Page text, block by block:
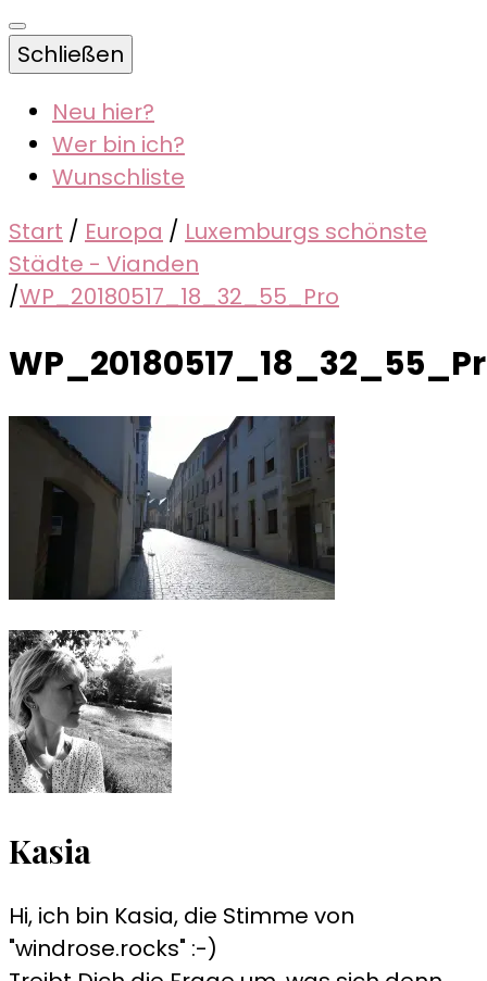
Schließen
Neu hier?
Wer bin ich?
Wunschliste
Start / Europa / Luxemburgs schönste
Städte - Vianden
/WP_20180517_18_32_55_Pro
Kasia
Hi, ich bin Kasia, die Stimme von
"windrose.rocks" :-)